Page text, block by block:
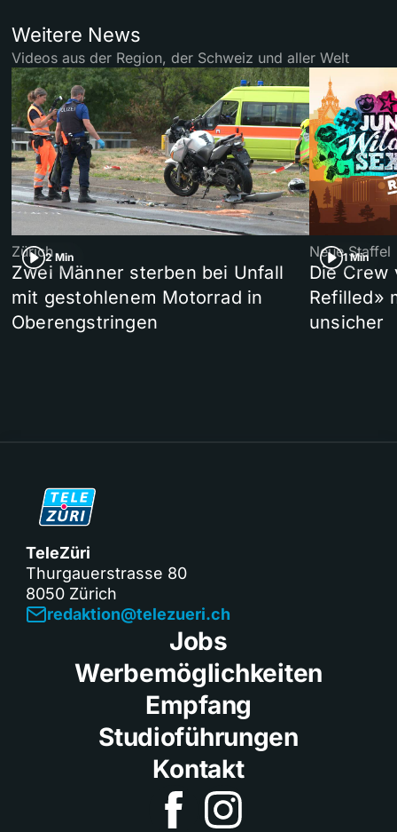
Weitere News
Videos aus der Region, der Schweiz und aller Welt
2 Min
Zürich
Zwei Männer sterben bei Unfall
mit gestohlenem Motorrad in
Oberengstringen
1 Min
Neue Staffel
Die Crew
Refilled»
unsicher
TeleZüri
Thurgauerstrasse 80
8050 Zürich
redaktion@telezueri.ch
Jobs
Werbemöglichkeiten
Empfang
Studioführungen
Kontakt